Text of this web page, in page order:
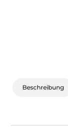
Beschreibung